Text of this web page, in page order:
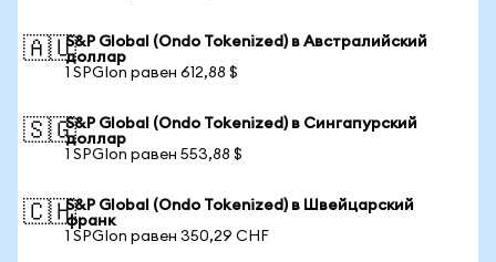
🇦🇺S&P Global (Ondo Tokenized) в Австралийский
доллар
1 SPGIon равен 612,88 $
🇸🇬S&P Global (Ondo Tokenized) в Сингапурский
доллар
1 SPGIon равен 553,88 $
🇨🇭S&P Global (Ondo Tokenized) в Швейцарский
франк
1 SPGIon равен 350,29 CHF